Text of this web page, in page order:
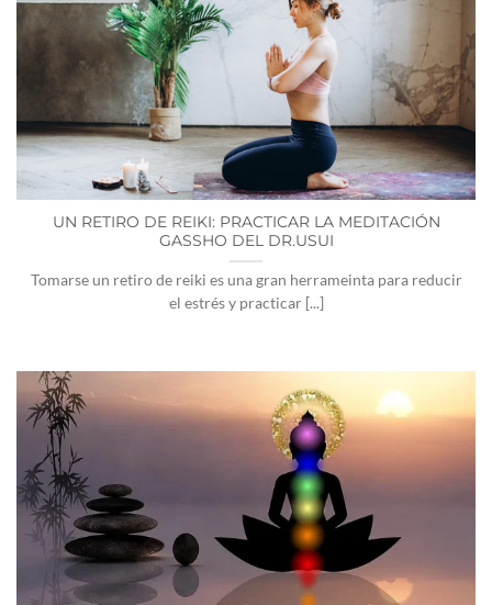
UN RETIRO DE REIKI: PRACTICAR LA MEDITACIÓN
GASSHO DEL DR.USUI
Tomarse un retiro de reiki es una gran herrameinta para reducir
el estrés y practicar [...]